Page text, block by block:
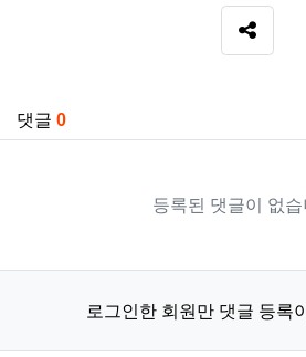
SNS
댓글 0
등록된 댓글이 없습
로그인한 회원만 댓글 등록